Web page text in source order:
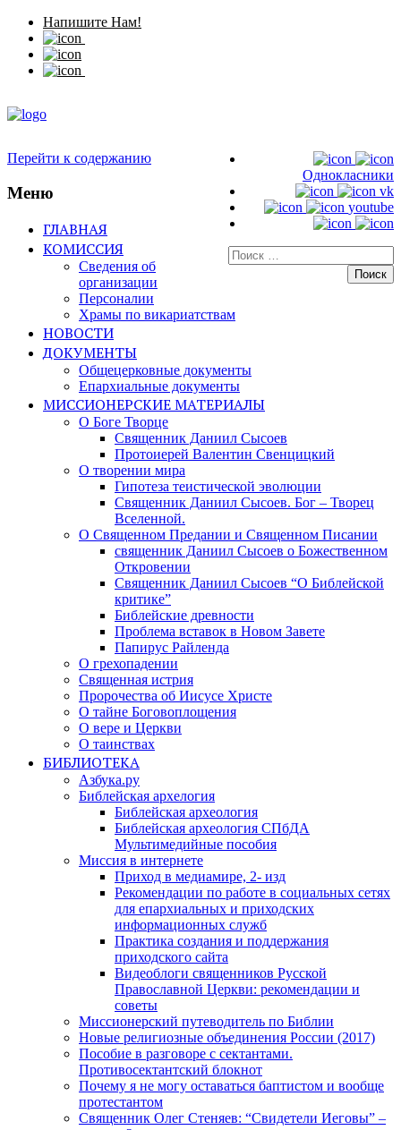
Напишите Нам!
Однокласники
vk
youtube
Искать:
Перейти к содержанию
Меню
ГЛАВНАЯ
КОМИССИЯ
Сведения об
организации
Персоналии
Храмы по викариатствам
НОВОСТИ
ДОКУМЕНТЫ
Общецерковные документы
Епархиальные документы
МИССИОНЕРСКИЕ МАТЕРИАЛЫ
О Боге Творце
Священник Даниил Сысоев
Протоиерей Валентин Свенцицкий
О творении мира
Гипотеза теистической эволюции
Священник Даниил Сысоев. Бог – Творец
Вселенной.
О Священном Предании и Священном Писании
священник Даниил Сысоев о Божественном
Откровении
Священник Даниил Сысоев “О Библейской
критике”
Библейские древности
Проблема вставок в Новом Завете
Папирус Райленда
О грехопадении
Священная истрия
Пророчества об Иисусе Христе
О тайне Боговоплощения
О вере и Церкви
О таинствах
БИБЛИОТЕКА
Азбука.ру
Библейская архелогия
Библейская археология
Библейская археология СПбДА
Мультимедийные пособия
Миссия в интернете
Приход в медиамире, 2- изд
Рекомендации по работе в социальных сетях
для епархиальных и приходских
информационных служб
Практика создания и поддержания
приходского сайта
Видеоблоги священников Русской
Православной Церкви: рекомендации и
советы
Миссионерский путеводитель по Библии
Новые религиозные объединения России (2017)
Пособие в разговоре с сектантами.
Противосектантский блокнот
Почему я не могу оставаться баптистом и вообще
протестантом
Священник Олег Стеняев: “Свидетели Иеговы” –